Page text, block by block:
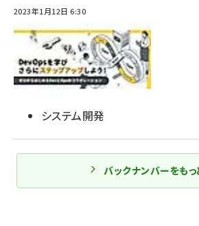
2023年1月12日 6:30
システム開発
バックナンバーをもっ